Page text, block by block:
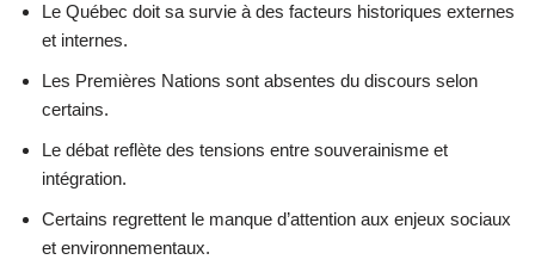
Le Québec doit sa survie à des facteurs historiques externes
et internes.
Les Premières Nations sont absentes du discours selon
certains.
Le débat reflète des tensions entre souverainisme et
intégration.
Certains regrettent le manque d’attention aux enjeux sociaux
et environnementaux.